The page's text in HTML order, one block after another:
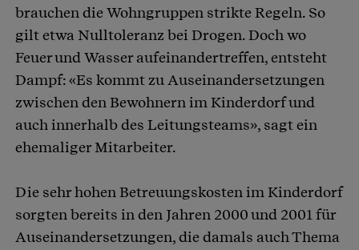
brauchen die Wohngruppen strikte Regeln. So
gilt etwa Nulltoleranz bei Drogen. Doch wo
Feuer und Wasser aufeinandertreffen, entsteht
Dampf: «Es kommt zu Auseinandersetzungen
zwischen den Bewohnern im Kinderdorf und
auch innerhalb des Leitungsteams», sagt ein
ehemaliger Mitarbeiter.
Die sehr hohen Betreuungskosten im Kinderdorf
sorgten bereits in den Jahren 2000 und 2001 für
Auseinandersetzungen, die damals auch Thema